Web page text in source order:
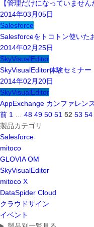
【管理だけになっていませ
2014年03月05日
Salesforce
Salesforceをトコトン使いた
2014年02月25日
SkyVisualEditor
SkyVisualEditor体験セミナ
2014年02月20日
SkyVisualEditor
AppExchange カンファレン
前 1 48 49 50 51 52 53 54
製品カテゴリ
Salesforce
mitoco
GLOVIA OM
SkyVisualEditor
mitoco X
DataSpider Cloud
クラウドサイン
イベント